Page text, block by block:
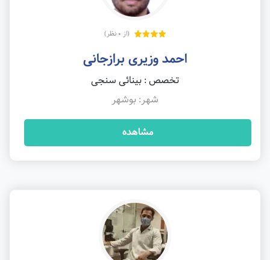
(از 0 نظر)
احمد وزیری برازجانی
تخصص : بینائی سنجی
شهر: بوشهر
مشاهده